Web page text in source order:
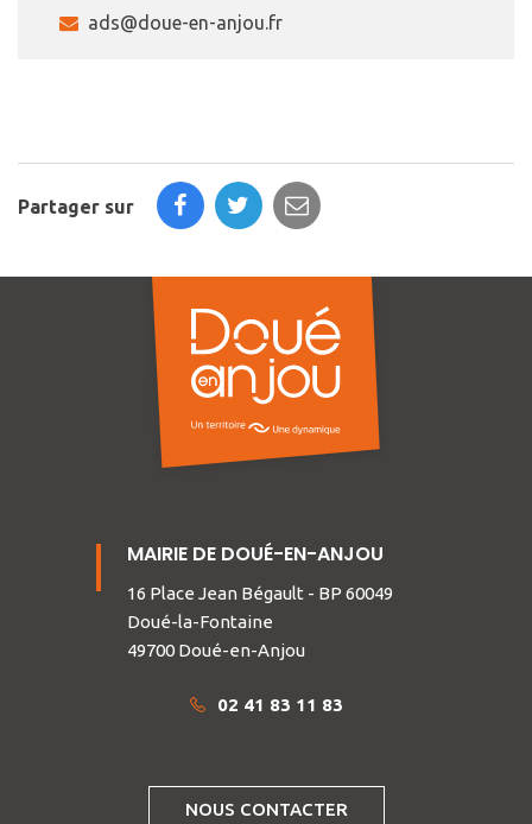
ads@doue-en-anjou.fr
Partager sur
MAIRIE DE DOUÉ-EN-ANJOU
16 Place Jean Bégault - BP 60049
Doué-la-Fontaine
49700 Doué-en-Anjou
02 41 83 11 83
NOUS CONTACTER